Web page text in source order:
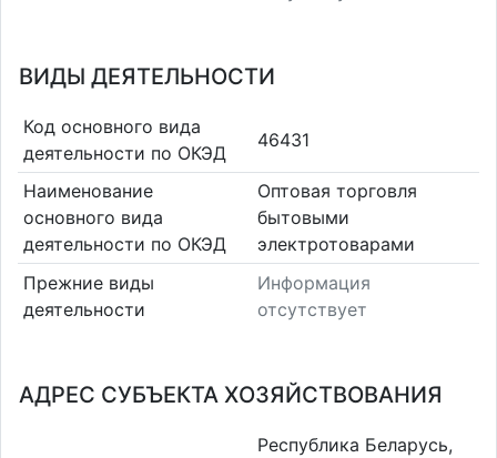
ВИДЫ ДЕЯТЕЛЬНОСТИ
Код основного вида
деятельности по ОКЭД
46431
Наименование
основного вида
деятельности по ОКЭД
Оптовая торговля
бытовыми
электротоварами
Прежние виды
деятельности
Информация
отсутствует
АДРЕС СУБЪЕКТА ХОЗЯЙСТВОВАНИЯ
Республика Беларусь,